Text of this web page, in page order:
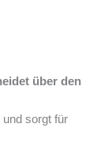
über den
und sorgt für